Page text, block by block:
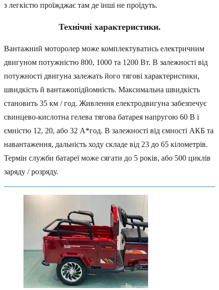
з легкістю проїжджає там де інші не проїдуть.
Технічні характеристики.
Вантажний моторолер може комплектуватись електричним
двигуном потужністю 800, 1000 та 1200 Вт. В залежності від
потужності двигуна залежать його тягові характеристики,
швидкість й вантажопідйомність. Максимальна швидкість
становить 35 км / год. Живлення електродвигуна забезпечує
свинцево-кислотна гелева тягова батарея напругою 60 В і
ємністю 12, 20, або 32 А*год. В залежності від ємності АКБ та
навантаження, дальність ходу складе від 23 до 65 кілометрів.
Термін служби батареї може сягати до 5 років, або 500 циклів
заряду / розряду.